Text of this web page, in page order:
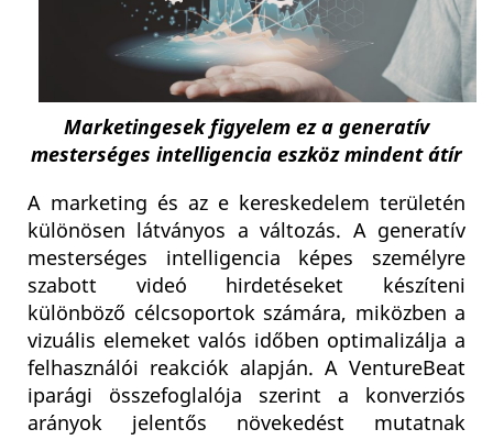
Marketingesek figyelem ez a generatív
mesterséges intelligencia eszköz mindent átír
A marketing és az e kereskedelem területén
különösen látványos a változás. A generatív
mesterséges intelligencia képes személyre
szabott videó hirdetéseket készíteni
különböző célcsoportok számára, miközben a
vizuális elemeket valós időben optimalizálja a
felhasználói reakciók alapján. A VentureBeat
iparági összefoglalója szerint a konverziós
arányok jelentős növekedést mutatnak